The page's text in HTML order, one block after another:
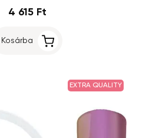
4 615 Ft
Kosárba
EXTRA QUALITY